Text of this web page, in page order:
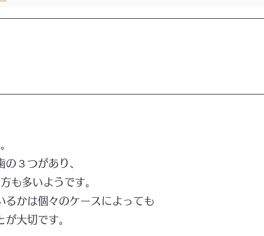
３つがあり、
も多いようです。
るかは個々のケースによっても
大切です。